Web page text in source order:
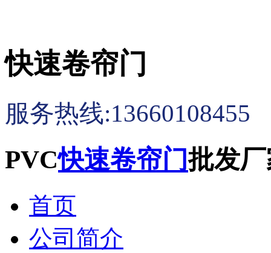
快速卷帘门
服务热线:13660108455
PVC快速卷帘门批发
首页
公司简介